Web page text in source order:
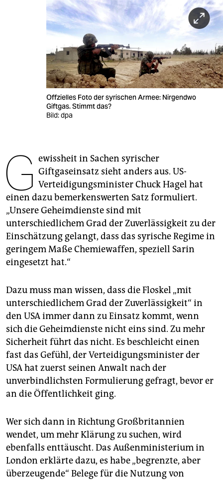
wahrheit
veranstaltungen
fragen & hilfe
abo
genossenschaft
epaper login
Offzielles Foto der syrischen Armee: Nirgendwo
Giftgas. Stimmt das?
Bild: dpa
G ewissheit in Sachen syrischer
Giftgaseinsatz sieht anders aus. US-
Verteidigungsminister Chuck Hagel hat
einen dazu bemerkenswerten Satz formuliert.
„Unsere Geheimdienste sind mit
unterschiedlichem Grad der Zuverlässigkeit zu der
Einschätzung gelangt, dass das syrische Regime in
geringem Maße Chemiewaffen, speziell Sarin
eingesetzt hat.“
Dazu muss man wissen, dass die Floskel „mit
unterschiedlichem Grad der Zuverlässigkeit“ in
den USA immer dann zu Einsatz kommt, wenn
sich die Geheimdienste nicht eins sind. Zu mehr
Sicherheit führt das nicht. Es beschleicht einen
fast das Gefühl, der Verteidigungsminister der
USA hat zuerst seinen Anwalt nach der
unverbindlichsten Formulierung gefragt, bevor er
an die Öffentlichkeit ging.
Wer sich dann in Richtung Großbritannien
wendet, um mehr Klärung zu suchen, wird
ebenfalls enttäuscht. Das Außenministerium in
London erklärte dazu, es habe „begrenzte, aber
überzeugende“ Belege für die Nutzung von